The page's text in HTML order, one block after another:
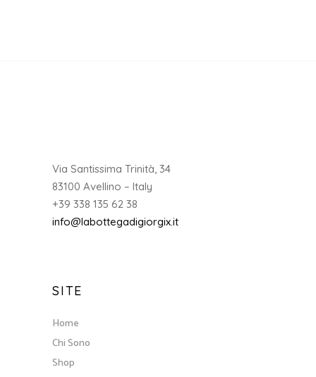
Via Santissima Trinità, 34
83100 Avellino – Italy
+39 338 135 62 38
info@labottegadigiorgix.it
SITE
Home
Chi Sono
Shop